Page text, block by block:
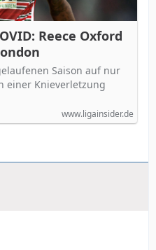
Reece Oxford
Saison auf nur
einer Knieverletzung
www.ligainsider.de